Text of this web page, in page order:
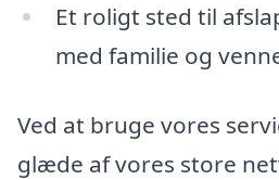
Et roligt sted til
med familie og
Ved at bruge vores
glæde af vores store